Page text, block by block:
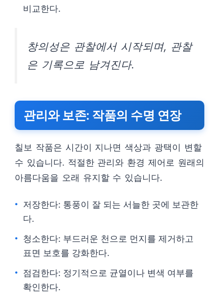
비교한다.
창의성은 관찰에서 시작되며, 관찰
은 기록으로 남겨진다.
관리와 보존: 작품의 수명 연장
칠보 작품은 시간이 지나면 색상과 광택이 변할
수 있습니다. 적절한 관리와 환경 제어로 원래의
아름다움을 오래 유지할 수 있습니다.
저장한다: 통풍이 잘 되는 서늘한 곳에 보관한
다.
청소한다: 부드러운 천으로 먼지를 제거하고
표면 보호를 강화한다.
점검한다: 정기적으로 균열이나 변색 여부를
확인한다.